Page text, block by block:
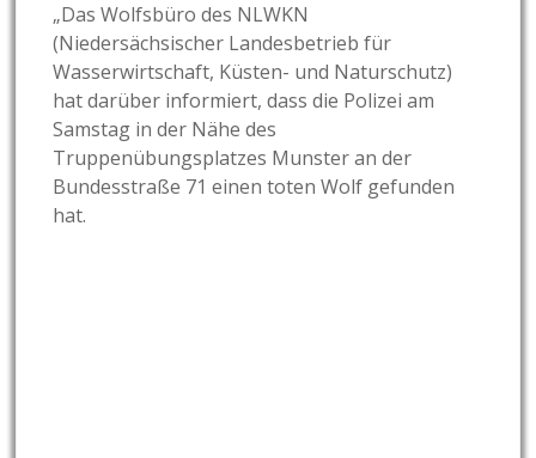
„Das Wolfsbüro des NLWKN
(Niedersächsischer Landesbetrieb für
Wasserwirtschaft, Küsten- und Naturschutz)
hat darüber informiert, dass die Polizei am
Samstag in der Nähe des
Truppenübungsplatzes Munster an der
Bundesstraße 71 einen toten Wolf gefunden
hat.